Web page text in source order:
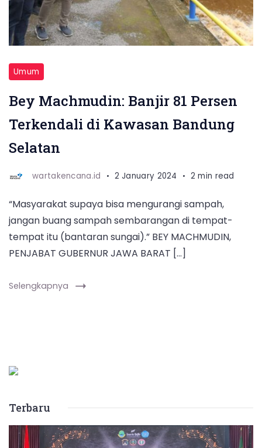
Umum
Bey Machmudin: Banjir 81 Persen
Terkendali di Kawasan Bandung
Selatan
wartakencana.id 2 January 2024 2 min read
“Masyarakat supaya bisa mengurangi sampah,
jangan buang sampah sembarangan di tempat-
tempat itu (bantaran sungai).” BEY MACHMUDIN,
PENJABAT GUBERNUR JAWA BARAT […]
Selengkapnya
Terbaru